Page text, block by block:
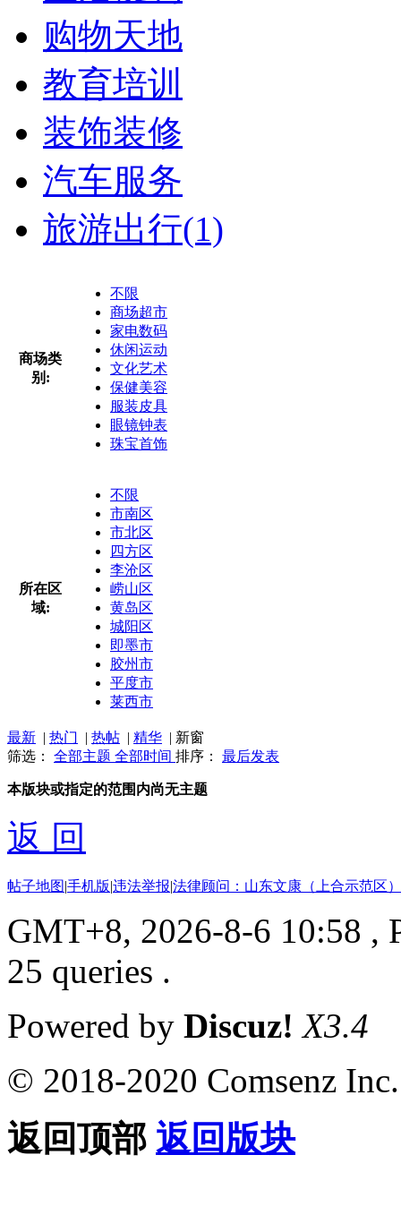
购物天地
教育培训
装饰装修
汽车服务
旅游出行(1)
商场类
别:
不限
商场超市
家电数码
休闲运动
文化艺术
保健美容
服装皮具
眼镜钟表
珠宝首饰
所在区
域:
不限
市南区
市北区
四方区
李沧区
崂山区
黄岛区
城阳区
即墨市
胶州市
平度市
莱西市
最新 | 热门 | 热帖 | 精华 | 新窗
筛选： 全部主题 全部时间 排序： 最后发表
本版块或指定的范围内尚无主题
返 回
帖子地图|手机版|违法举报|法律顾问：山东文康（上合示范区
GMT+8, 2026-8-6 10:58 ,
25 queries .
Powered by Discuz! X3.4
© 2018-2020 Comsenz Inc.
返回顶部 返回版块